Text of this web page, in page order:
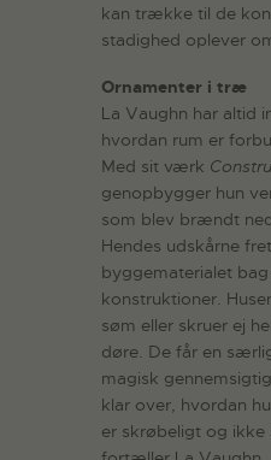
kan trække til de
stadighed oplever
Ornamenter i træ
La Vaughn har altid
hvordan rum er
Med sit værk
genopbygger hun
som blev brændt
Hendes udskårne
byggematerialet
konstruktioner.
søm eller skruer ej
døre. De får en
magisk
klar over, hvordan
er skrøbeligt og